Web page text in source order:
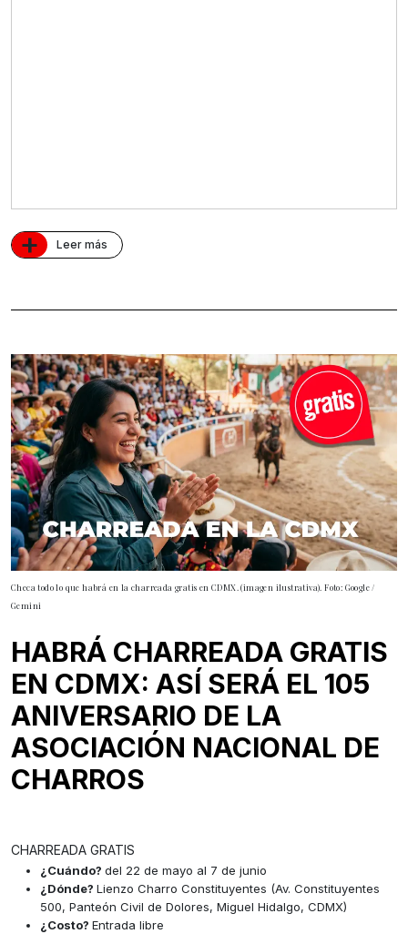
+ Leer más
Checa todo lo que habrá en la charreada gratis en CDMX. (imagen ilustrativa). Foto: Google /
Gemini
HABRÁ CHARREADA GRATIS
EN CDMX: ASÍ SERÁ EL 105
ANIVERSARIO DE LA
ASOCIACIÓN NACIONAL DE
CHARROS
CHARREADA GRATIS
¿Cuándo? del 22 de mayo al 7 de junio
¿Dónde? Lienzo Charro Constituyentes (Av. Constituyentes
500, Panteón Civil de Dolores, Miguel Hidalgo, CDMX)
¿Costo? Entrada libre